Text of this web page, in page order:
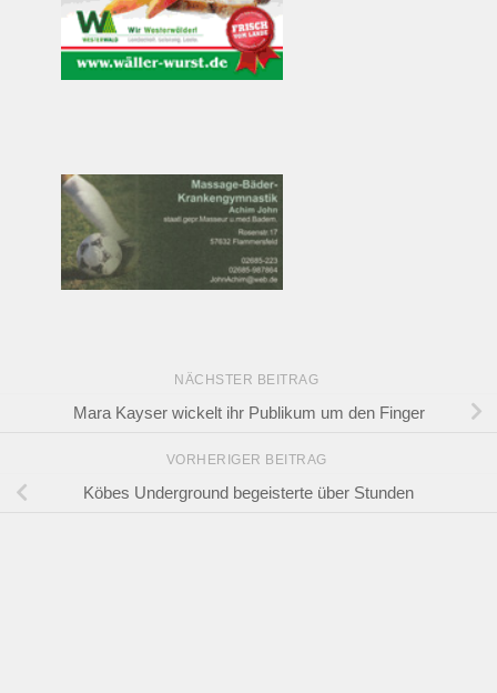
NÄCHSTER BEITRAG
Mara Kayser wickelt ihr Publikum um den Finger
VORHERIGER BEITRAG
Köbes Underground begeisterte über Stunden